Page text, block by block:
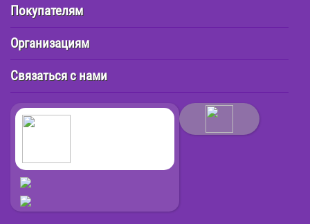
Покупателям
Организациям
Связаться с нами